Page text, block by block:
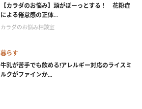
【カラダのお悩み】頭がぼーっとする！ 花粉症
による倦怠感の正体...
カラダのお悩み相談室
暮らす
牛乳が苦手でも飲める!アレルギー対応のライスミ
ルクがファインか...